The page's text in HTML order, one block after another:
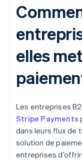
elles
Les entreprises
Stripe Payments
dans leurs flux de
solution de
entreprises